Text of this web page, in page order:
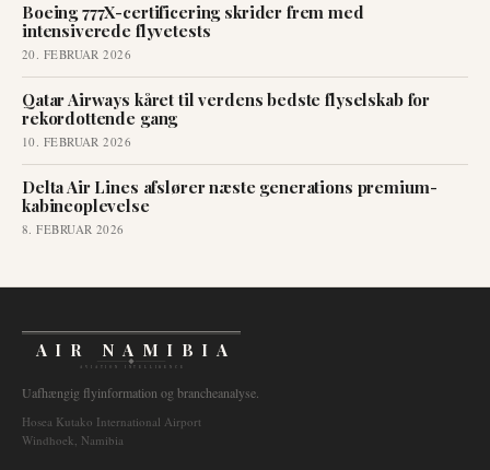
Boeing 777X-certificering skrider frem med
intensiverede flyvetests
20. FEBRUAR 2026
Qatar Airways kåret til verdens bedste flyselskab for
rekordottende gang
10. FEBRUAR 2026
Delta Air Lines afslører næste generations premium-
kabineoplevelse
8. FEBRUAR 2026
AIR NAMIBIA
AVIATION INTELLIGENCE
Uafhængig flyinformation og brancheanalyse.
Hosea Kutako International Airport
Windhoek, Namibia